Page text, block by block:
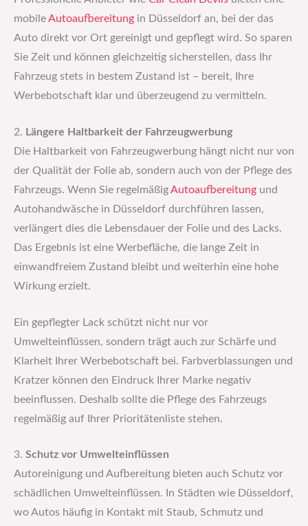
mobile Autoaufbereitung in Düsseldorf an, bei der das
Auto direkt vor Ort gereinigt und gepflegt wird. So sparen
Sie Zeit und können gleichzeitig sicherstellen, dass Ihr
Fahrzeug stets in bestem Zustand ist – bereit, Ihre
Werbebotschaft klar und überzeugend zu vermitteln.
2. Längere Haltbarkeit der Fahrzeugwerbung
Die Haltbarkeit von Fahrzeugwerbung hängt nicht nur von
der Qualität der Folie ab, sondern auch von der Pflege des
Fahrzeugs. Wenn Sie regelmäßig Autoaufbereitung und
Autohandwäsche in Düsseldorf durchführen lassen,
verlängert dies die Lebensdauer der Folie und des Lacks.
Das Ergebnis ist eine Werbefläche, die lange Zeit in
einwandfreiem Zustand bleibt und weiterhin eine hohe
Wirkung erzielt.
Ein gepflegter Lack schützt nicht nur vor
Umwelteinflüssen, sondern trägt auch zur Schärfe und
Klarheit Ihrer Werbebotschaft bei. Farbverblassungen und
Kratzer können den Eindruck Ihrer Marke negativ
beeinflussen. Deshalb sollte die Pflege des Fahrzeugs
regelmäßig auf Ihrer Prioritätenliste stehen.
3. Schutz vor Umwelteinflüssen
Autoreinigung und Aufbereitung bieten auch Schutz vor
schädlichen Umwelteinflüssen. In Städten wie Düsseldorf,
wo Autos häufig in Kontakt mit Staub, Schmutz und